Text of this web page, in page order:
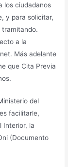
los ciudadanos
y para solicitar,
a la
Más adelante
que Cita Previa
del
facilitarle,
Interior, la
(Documento